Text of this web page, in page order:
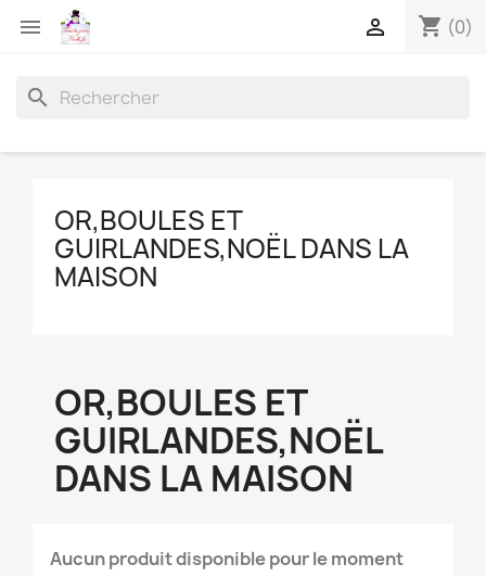
 shopping_cart (0)

search
OR,BOULES ET
GUIRLANDES,NOËL DANS LA
MAISON
OR,BOULES ET
GUIRLANDES,NOËL
DANS LA MAISON
Aucun produit disponible pour le moment